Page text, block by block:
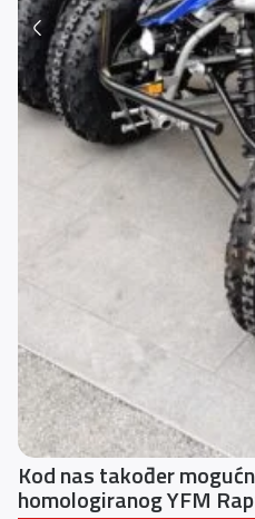
Kod nas također
homologiranog YFM